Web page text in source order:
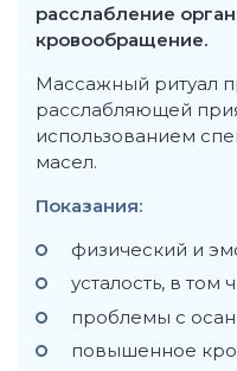
расслабление
кровообращение.
Массажный ритуал
расслабляющей
использованием
масел.
Показания:
физический и
усталость, в том
проблемы с
повышенное